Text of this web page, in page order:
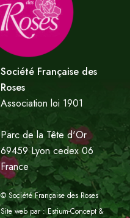
Société Française des
Roses
Association loi 1901
Parc de la Tête d'Or
69459 Lyon cedex 06
France
© Société Française des Roses
Site web par :Estium-Concept&